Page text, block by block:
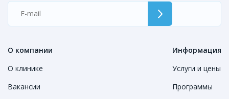
О компании
О клинике
Вакансии
Информация
Услуги и цены
Программы